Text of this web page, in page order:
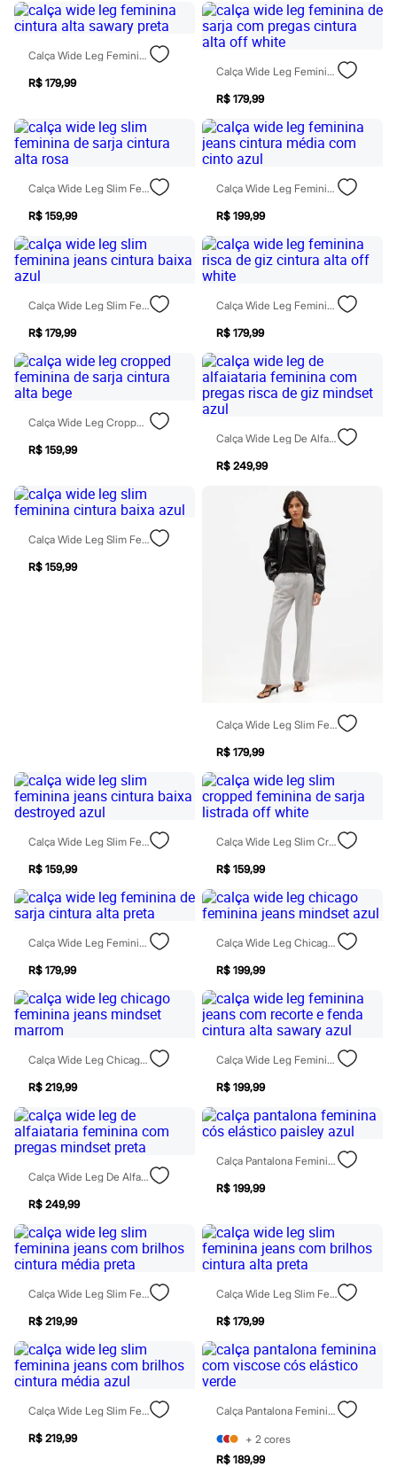
Calçados
Leggings
Tops
Moda íntima
Calcinhas
Meias
Pijamas
Sutiãs e Tops
Moda praia
Biquínis
Saídas de praia
Personagens
Plus size
Blusas e Camisetas
Calças
Casacos e Jaquetas
Jeans
Moda esportiva
Vestidos
Masculino
Em alta
Inverno
Novidades
Roupas
Camisas
Calças
Camisetas e Regatas
Casacos e Jaquetas
Polos
Tênis
Moda esportiva
Acessórios
Bermudas
Camisetas
Calçados
Regatas
Moda íntima
Cuecas
Meias
Pijamas
Moda praia
Plus size
Blusas e Camisetas
Calças
Casacos e Jaquetas
Jeans
Moda esportiva
Shorts e Bermudas
Todos os produtos
Infantil
Em alta
Arrumadinho para os meninos
Inverno
Novidades
Roupas menina
0 a 24 meses
1 a 5 anos
4 a 12 anos
10 a 16 anos
Roupas menino
1 a 5 anos
4 a 12 anos
10 a 16 anos
Recém-nascido
Bolsas e Mochilas
Chapéus
Calça Wide Leg Feminina Cintura Alta Sawary Preta
R$ 179,99
Calça Wide Leg Feminina De Sarja Com Pregas Cintura Alta Off White
R$ 179,99
Calça Wide Leg Slim Feminina De Sarja Cintura Alta Rosa
R$ 159,99
Calça Wide Leg Feminina Jeans Cintura Média Com Cinto Azul
R$ 199,99
Calça Wide Leg Slim Feminina Jeans Cintura Baixa Azul
R$ 179,99
Calça Wide Leg Feminina Risca De Giz Cintura Alta Off White
R$ 179,99
Calça Wide Leg Cropped Feminina De Sarja Cintura Alta Bege
R$ 159,99
Calça Wide Leg De Alfaiataria Feminina Com Pregas Risca De Giz Mindset Azul
R$ 249,99
Calça Wide Leg Slim Feminina Cintura Baixa Azul
R$ 159,99
Calça Wide Leg Slim Feminina Jeans Cintura Média Cinza
R$ 179,99
Calça Wide Leg Slim Feminina Jeans Cintura Baixa Destroyed Azul
R$ 159,99
Calça Wide Leg Slim Cropped Feminina De Sarja Listrada Off White
R$ 159,99
Calça Wide Leg Feminina De Sarja Cintura Alta Preta
R$ 179,99
Calça Wide Leg Chicago Feminina Jeans Mindset Azul
R$ 199,99
Calça Wide Leg Chicago Feminina Jeans Mindset Marrom
R$ 219,99
Calça Wide Leg Feminina Jeans Com Recorte E Fenda Cintura Alta Sawary Azul
R$ 199,99
Calça Wide Leg De Alfaiataria Feminina Com Pregas Mindset Preta
R$ 249,99
Calça Pantalona Feminina Cós Elástico Paisley Azul
R$ 199,99
Calça Wide Leg Slim Feminina Jeans Com Brilhos Cintura Média Preta
R$ 219,99
Calça Wide Leg Slim Feminina Jeans Com Brilhos Cintura Alta Preta
R$ 179,99
Calça Wide Leg Slim Feminina Jeans Com Brilhos Cintura Média Azul
R$ 219,99
Calça Pantalona Feminina Com Viscose Cós Elástico Verde
+ 2 cores
R$ 189,99